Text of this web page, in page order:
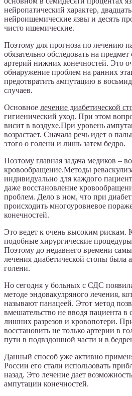
нейропатический характер,
нейроишемические язвы и десять
чисто ишемические.
Поэтому для прогноза по лечению
обязательно обследовать на
артерий нижних конечностей. Это
обнаружение проблем на ранних
предотвратить ампутацию в
случаев.
Основное лечение диабетической
гигиенический уход. При этом
висит в воздухе.При уровень
возрастает. Сначала речь идет о
этого о голени и лишь затем бедро.
Поэтому главная задача медиков –
кровообращение.Методы
индивидуально для каждого
даже восстановление
проблем. Дело в ном, что при
происходить многоуровневое
конечностей.
Это ведет к очень высоким рискам.
подобные хирургические
Поэтому до недавнего времени
лечения диабетической стопы
голени.
Но сегодня у больных с СДС
методе эндовакулряного лечения,
называют панацеей. Этот метод
вмешательство не вводя пациента в
лишних разрезов и кровопотери.
восстановить не только артерии в
пути в подвздошной части и в
Данный способ уже активно
России его стали использовать
назад. Это лечение дает
ампутации конечностей.